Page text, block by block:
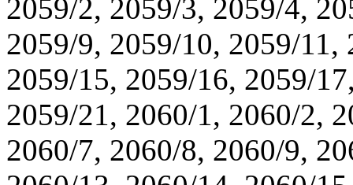
2059/2, 2059/3, 2059/4,
2059/9, 2059/10, 2059/
2059/15, 2059/16, 2059/
2059/21, 2060/1, 2060/2,
2060/7, 2060/8, 2060/9,